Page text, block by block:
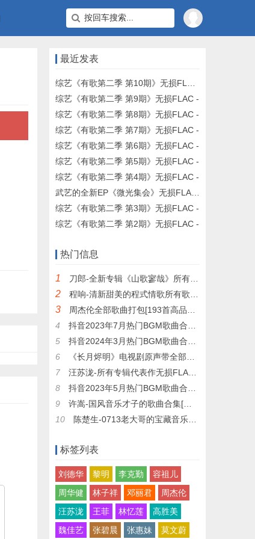
最近发表
综艺《有歌第二季 第9期》无损FLAC -
综艺《有歌第二季 第8期》无损FLAC -
综艺《有歌第二季 第7期》无损FLAC -
综艺《有歌第二季 第6期》无损FLAC -
综艺《有歌第二季 第5期》无损FLAC -
综艺《有歌第二季 第4期》无损FLAC -
综艺《有歌第二季 第3期》无损FLAC -
综艺《有歌第二季 第2期》无损FLAC -
热门信息
1 刀郎-全新专辑《山歌寥哉》所有歌曲合集无损FLAC打包下载 -
2 程响-清新甜美的程式情歌所有歌曲合集[无损FLAC+高品质MP3]下载 -
3
周杰伦全部歌曲打包[193首高品质MP3+无损FLAC] -
4
抖音2023年7月热门BGM歌曲合集【无损FLAC+品质MP3】打包下载 -
5
抖音2024年3月热门BGM歌曲合集【无损FLAC+品质MP3】打包下载 -
6
《长月烬明》电视剧原声带全部歌曲合集[无损FLAC]打包下载 -
7
汪苏泷-所有专辑代表作无损FLAC+高品质MP3全部歌曲合集打包下载 -
8
抖音2023年5月热门BGM歌曲合集【无损FLAC+品质MP3】下载 -
9
许嵩-国风音乐才子的歌曲合集[无损flac+高品质mp3]打包下载 -
10
陈楚生-0713老大哥的宝藏音乐合集[无损FLAC+高品质MP3]打包下载 -
标签列表
刘德华 黎明 李克勤
容祖儿
周华健
林子祥 邓丽君
周杰伦
汪苏泷
王菲 林忆莲
高胜美
魏佳艺
张碧晨 张惠妹 莫文蔚